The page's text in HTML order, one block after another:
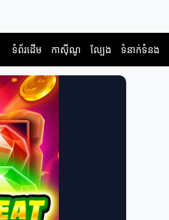
ទំព័រដើម កាស៊ីណូ ល្បែង ទំនាក់ទំនង